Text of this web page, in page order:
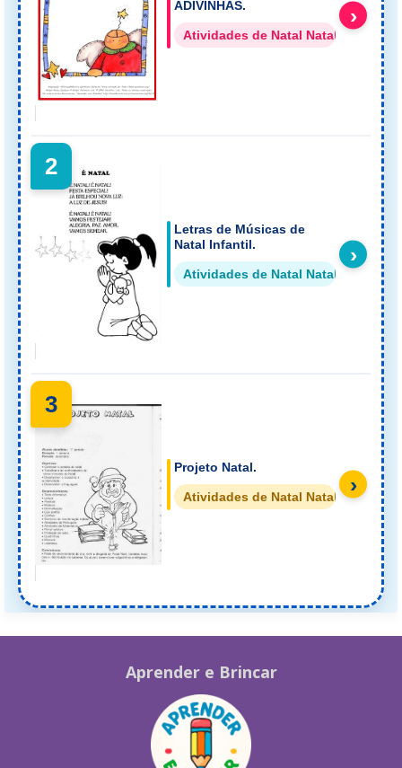
ADIVINHAS.
Atividades de Natal Natal
›
2
Letras de Músicas de
Natal Infantil.
Atividades de Natal Natal
›
3
Projeto Natal.
Atividades de Natal Natal ›
Aprender e Brincar